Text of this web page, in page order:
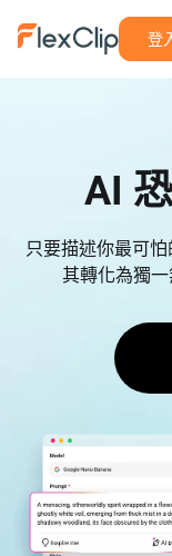
登
AI
只要描述你最可
其轉化為獨